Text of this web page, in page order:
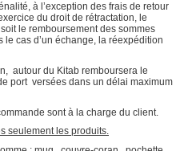
à l’exception des frais de retour
du droit de rétractation, le
le remboursement des sommes
le cas d’un échange, la réexpédition
autour du Kitab remboursera le
port versées dans un délai maximum
sont à la charge du client.
seulement les produits.